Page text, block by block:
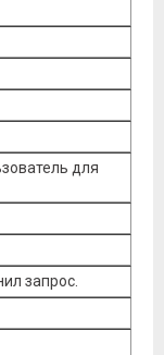
для
запрос.